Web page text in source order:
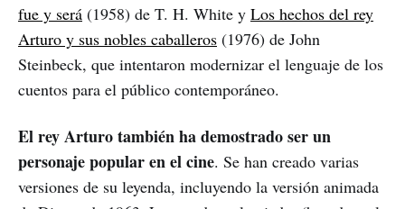
fue y será (1958) de T. H. White y Los hechos del rey
Arturo y sus nobles caballeros (1976) de John
Steinbeck, que intentaron modernizar el lenguaje de los
cuentos para el público contemporáneo.
El rey Arturo también ha demostrado ser un
personaje popular en el cine. Se han creado varias
versiones de su leyenda, incluyendo la versión animada